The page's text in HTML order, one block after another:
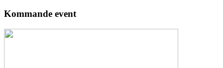
Kommande event